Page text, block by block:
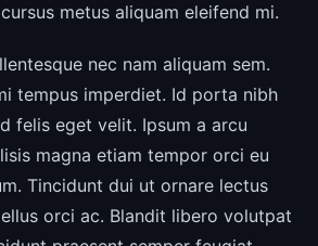
metus aliquam eleifend mi.
nec nam aliquam sem.
tempus imperdiet. Id porta nibh
felis eget velit. Ipsum a arcu
magna etiam tempor orci eu
Tincidunt dui ut ornare lectus
orci ac. Blandit libero volutpat